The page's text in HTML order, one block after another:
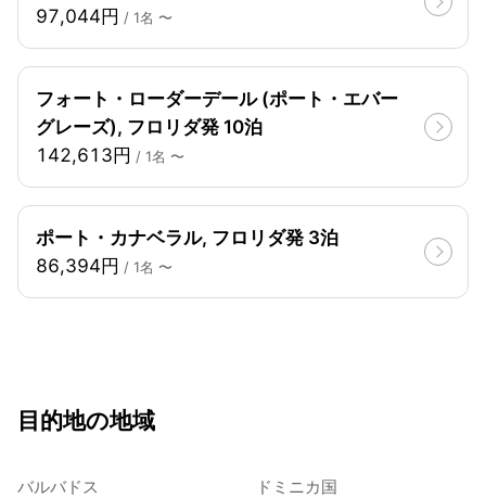
97,044円 / 1名 〜
フォート・ローダーデール (ポート・エバー
グレーズ), フロリダ発 10泊
142,613円 / 1名 〜
ポート・カナベラル, フロリダ発 3泊
86,394円 / 1名 〜
目的地の地域
バルバドス ドミニカ国